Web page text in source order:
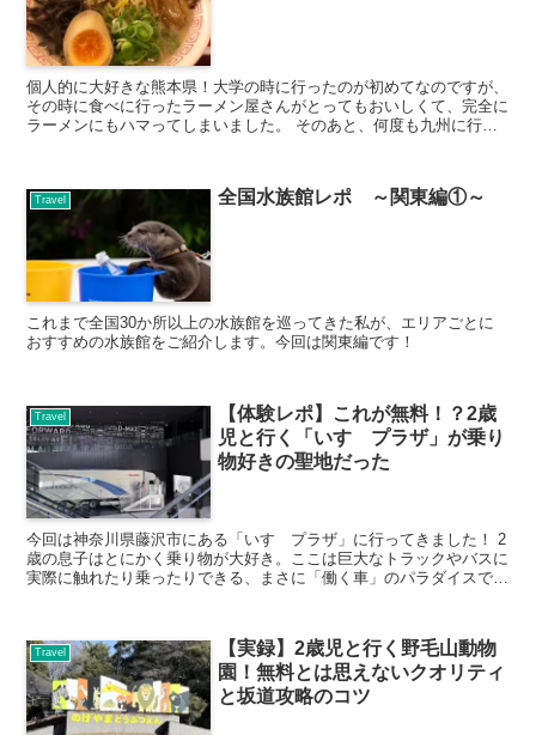
個人的に大好きな熊本県！大学の時に行ったのが初めてなのですが、
その時に食べに行ったラーメン屋さんがとってもおいしくて、完全に
ラーメンにもハマってしまいました。 そのあと、何度も九州に行く
Travel 全国水族館レポ ～関東編①～
これまで全国30か所以上の水族館を巡ってきた私が、エリアごとに
おすすめの水族館をご紹介します。今回は関東編です！
Travel
【体験レポ】これが無料！？2歳
児と行く「いすゞプラザ」が乗り
物好きの聖地だった
今回は神奈川県藤沢市にある「いすゞプラザ」に行ってきました！ 2
歳の息子はとにかく乗り物が大好き。ここは巨大なトラックやバスに
実際に触れたり乗ったりできる、まさに「働く車」のパラダイスでし
Travel
【実録】2歳児と行く野毛山動物
園！無料とは思えないクオリティ
と坂道攻略のコツ